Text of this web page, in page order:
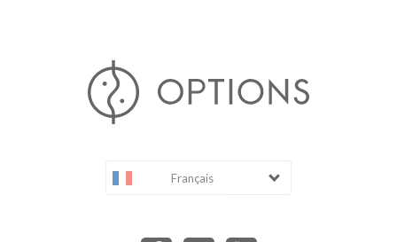
Français